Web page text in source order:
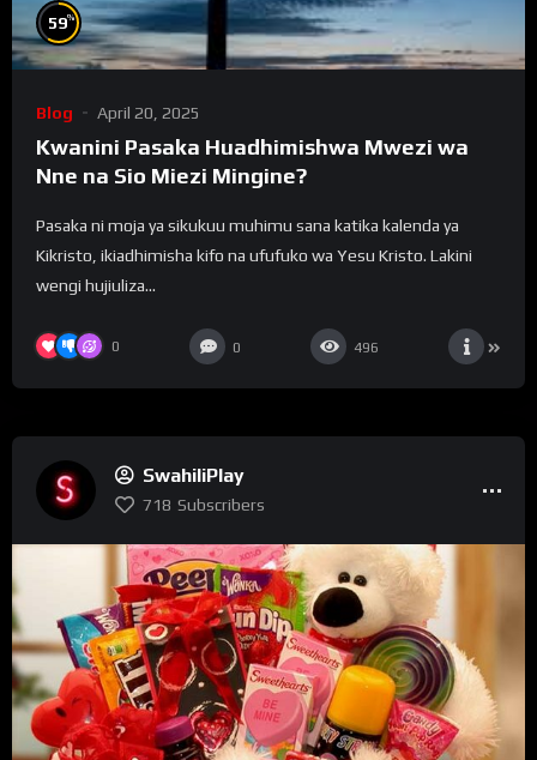
59%
Blog April 20, 2025
Kwanini Pasaka Huadhimishwa Mwezi wa
Nne na Sio Miezi Mingine?
Pasaka ni moja ya sikukuu muhimu sana katika kalenda ya
Kikristo, ikiadhimisha kifo na ufufuko wa Yesu Kristo. Lakini
wengi hujiuliza...
0 0 496
SwahiliPlay
718 Subscribers